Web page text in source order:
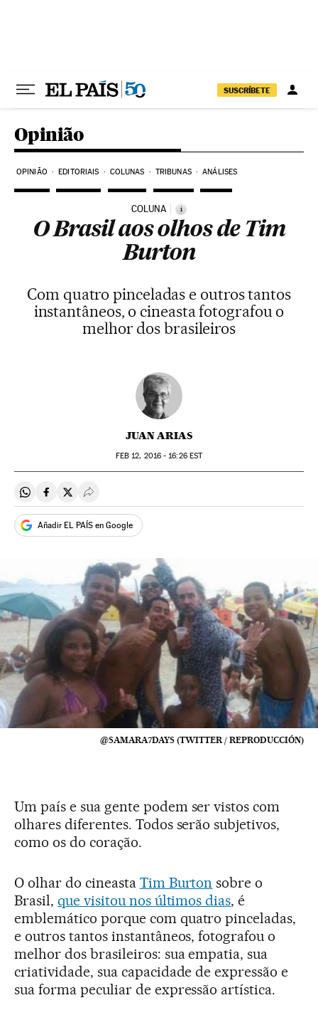
SUSCRÍBETE
Opinião
OPINIÃO EDITORIAIS COLUNAS TRIBUNAS ANÁLISES
COLUNA i
O Brasil aos olhos de Tim
Burton
Com quatro pinceladas e outros tantos
instantâneos, o cineasta fotografou o
melhor dos brasileiros
JUAN ARIAS
FEB 12, 2016 - 16:26EST
Compartir en Whatsapp
Compartir en Facebook
Compartir en Twitter
Desplegar Redes Sociales
Añadir EL PAÍS en Google
@SAMARA7DAYS (TWITTER / REPRODUCCIÓN)
Um país e sua gente podem ser vistos com
olhares diferentes. Todos serão subjetivos,
como os do coração.
O olhar do cineasta Tim Burton sobre o
Brasil, que visitou nos últimos dias, é
emblemático porque com quatro pinceladas,
e outros tantos instantâneos, fotografou o
melhor dos brasileiros: sua empatia, sua
criatividade, sua capacidade de expressão e
sua forma peculiar de expressão artística.